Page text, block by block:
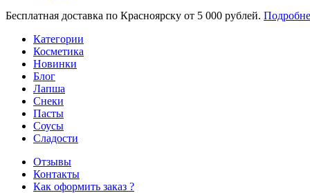
Бесплатная доставка по Красноярску от 5 000 рублей.
Категории
Косметика
Новинки
Блог
Лапша
Снеки
Пасты
Соусы
Сладости
Отзывы
Контакты
Как оформить заказ ?